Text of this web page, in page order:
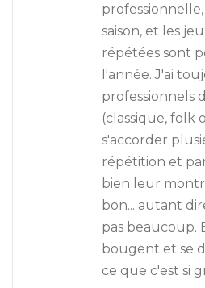
saison, et les
répétées sont
l'année. J'ai
professionnels
(classique, folk
s'accorder
répétition et
bien leur
bon... autant
pas beaucoup.
bougent et se
ce que c'est si